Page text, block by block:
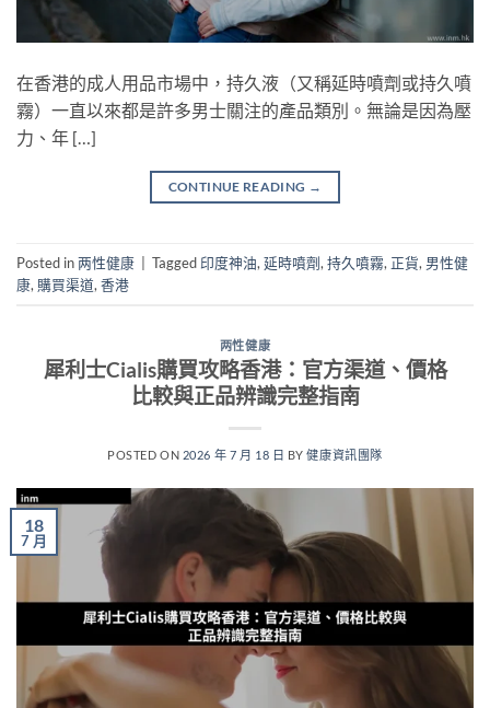
在香港的成人用品市場中，持久液（又稱延時噴劑或持久噴
霧）一直以來都是許多男士關注的產品類別。無論是因為壓
力、年 […]
CONTINUE READING →
Posted in两性健康 Tagged 印度神油, 延時噴劑, 持久噴霧, 正貨, 男性健
康, 購買渠道, 香港
两性健康
犀利士Cialis購買攻略香港：官方渠道、價格
比較與正品辨識完整指南
POSTED ON 2026 年 7 月 18 日 BY健康資訊團隊
18
7 月